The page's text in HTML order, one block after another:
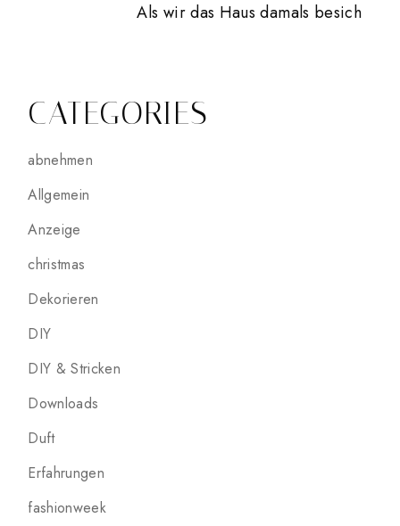
Als wir das Haus damals besich
CATEGORIES
abnehmen
Allgemein
Anzeige
christmas
Dekorieren
DIY
DIY & Stricken
Downloads
Duft
Erfahrungen
fashionweek